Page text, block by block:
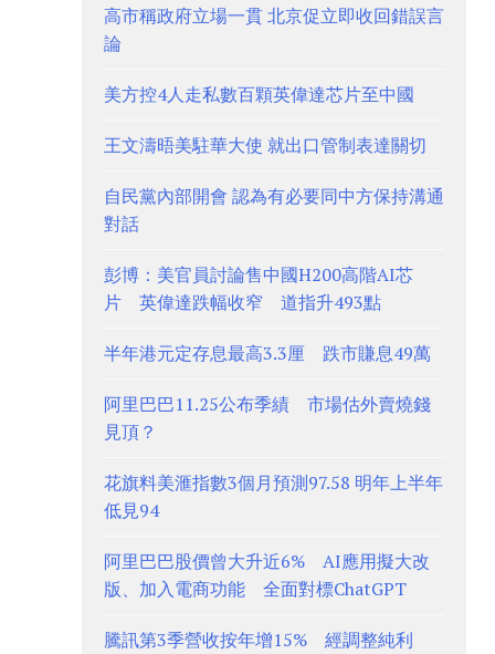
高市稱政府立場一貫 北京促立即收回錯誤言
論
美方控4人走私數百顆英偉達芯片至中國
王文濤晤美駐華大使 就出口管制表達關切
自民黨內部開會 認為有必要同中方保持溝通
對話
彭博：美官員討論售中國H200高階AI芯
片 英偉達跌幅收窄 道指升493點
半年港元定存息最高3.3厘 跌市賺息49萬
阿里巴巴11.25公布季績 市場估外賣燒錢
見頂？
花旗料美滙指數3個月預測97.58 明年上半年
低見94
阿里巴巴股價曾大升近6% AI應用擬大改
版、加入電商功能 全面對標ChatGPT
騰訊第3季營收按年增15% 經調整純利